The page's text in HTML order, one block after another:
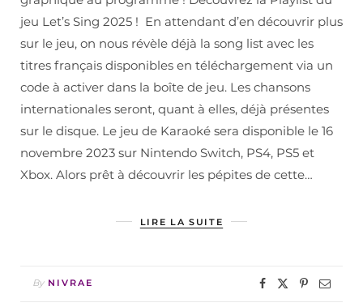
jeu Let’s Sing 2025 ! En attendant d’en découvrir plus
sur le jeu, on nous révèle déjà la song list avec les
titres français disponibles en téléchargement via un
code à activer dans la boîte de jeu. Les chansons
internationales seront, quant à elles, déjà présentes
sur le disque. Le jeu de Karaoké sera disponible le 16
novembre 2023 sur Nintendo Switch, PS4, PS5 et
Xbox. Alors prêt à découvrir les pépites de cette…
LIRE LA SUITE
By NIVRAE